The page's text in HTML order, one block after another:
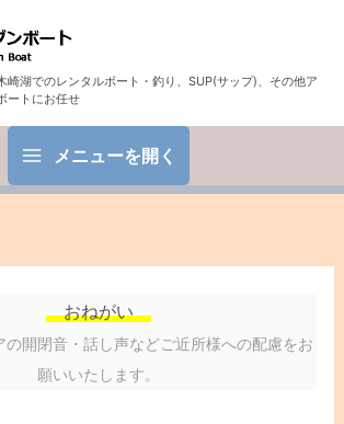
崎湖でのレンタルボート・釣り、SUP(サップ)、その他ア
ートにお任せ
メニューを開く
おねがい
の開閉音・話し声などご近所様への配慮をお
願いいたします。